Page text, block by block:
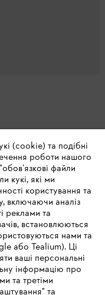
(cookie) та подібні
роботи нашого
файли
кукі, які ми
користування та
включаючи аналіз
реклами та
встановлюються
нами та
або Tealium). Ці
ваші персональні
інформацію про
та третіми
та